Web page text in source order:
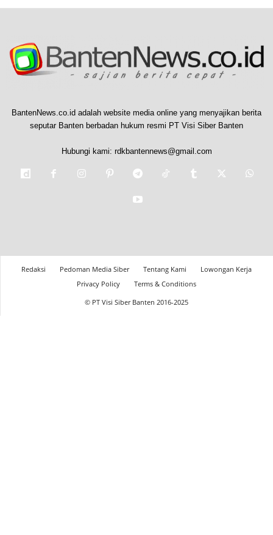
BantenNews.co.id adalah website media online yang menyajikan berita
seputar Banten berbadan hukum resmi PT Visi Siber Banten
Hubungi kami: rdkbantennews@gmail.com
Redaksi Pedoman Media Siber Tentang Kami
Lowongan Kerja
Privacy Policy
Terms & Conditions
© PT Visi Siber Banten 2016-2025